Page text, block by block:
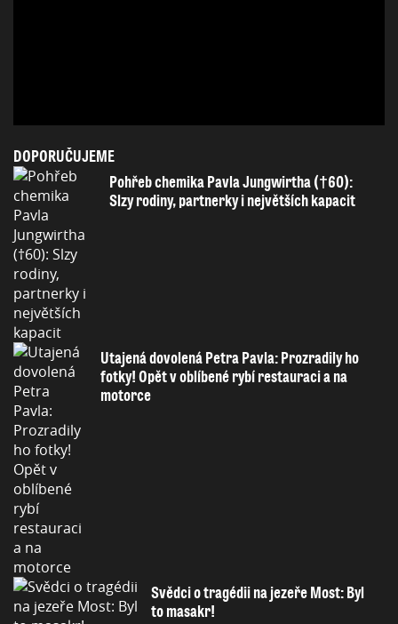
DOPORUČUJEME
Pohřeb chemika Pavla Jungwirtha (†60):
Slzy rodiny, partnerky i největších kapacit
Utajená dovolená Petra Pavla: Prozradily ho
fotky! Opět v oblíbené rybí restauraci a na
motorce
Svědci o tragédii na jezeře Most: Byl
to masakr!